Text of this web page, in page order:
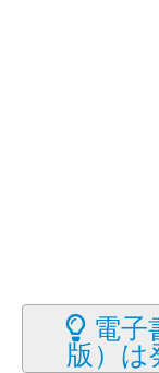
電子
版）